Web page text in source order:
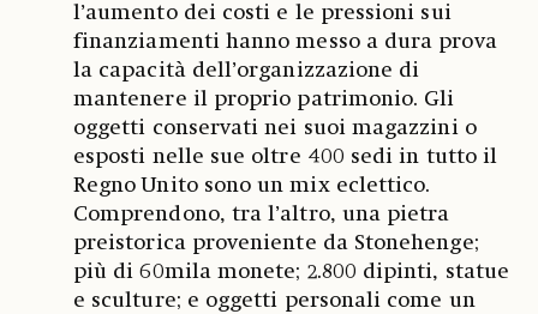
l’aumento dei costi e le pressioni sui
finanziamenti hanno messo a dura prova
la capacità dell’organizzazione di
mantenere il proprio patrimonio. Gli
oggetti conservati nei suoi magazzini o
esposti nelle sue oltre 400 sedi in tutto il
Regno Unito sono un mix eclettico.
Comprendono, tra l’altro, una pietra
preistorica proveniente da Stonehenge;
più di 60mila monete; 2.800 dipinti, statue
e sculture; e oggetti personali come un